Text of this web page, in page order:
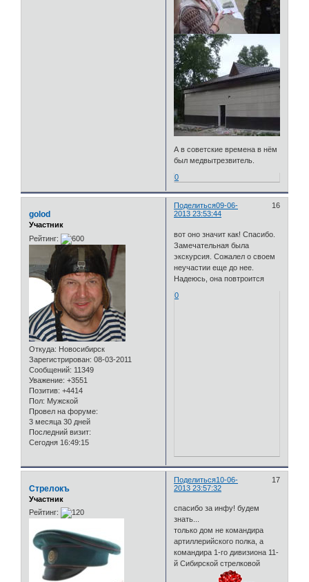
А в советские времена в нём
был медвытрезвитель.
0
Поделиться 16
09-06-
2013 23:53:44
golod
Участник
Рейтинг:
Откуда: Новосибирск
Зарегистрирован: 08-03-2011
Сообщений: 11349
Уважение: +3551
Позитив: +4414
Пол: Мужской
Провел на форуме:
3 месяца 30 дней
Последний визит:
Сегодня 16:49:15
вот оно значит как! Спасибо.
Замечательная была
экскурсия. Сожалел о своем
неучастии еще до нее.
Надеюсь, она повтроится
0
Поделиться 17
10-06-
2013 23:57:32
Стрелокъ
Участник
Рейтинг:
спасибо за инфу! будем
знать...
только дом не командира
артиллерийского полка, а
командира 1-го дивизиона 11-
й Сибирской стрелковой